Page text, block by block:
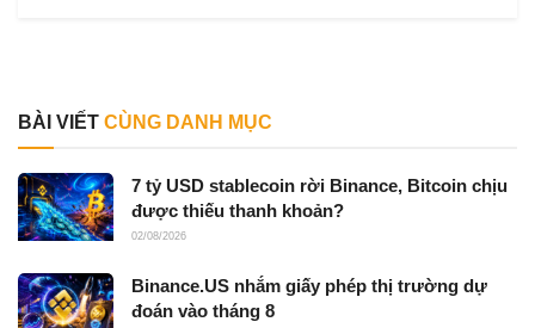
BÀI VIẾT CÙNG DANH MỤC
7 tỷ USD stablecoin rời Binance, Bitcoin chịu
được thiếu thanh khoản?
02/08/2026
Binance.US nhắm giấy phép thị trường dự
đoán vào tháng 8